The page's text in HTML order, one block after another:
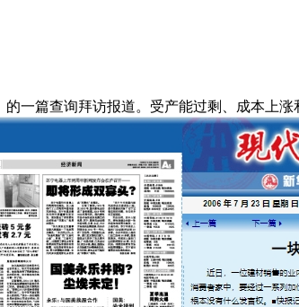
一篇查询拜访报道。受产能过剩、成本上